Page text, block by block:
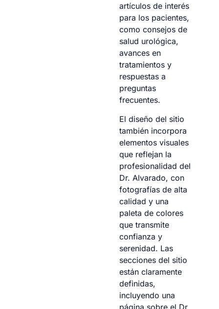
artículos de interés
para los pacientes,
como consejos de
salud urológica,
avances en
tratamientos y
respuestas a
preguntas
frecuentes.
El diseño del sitio
también incorpora
elementos visuales
que reflejan la
profesionalidad del
Dr. Alvarado, con
fotografías de alta
calidad y una
paleta de colores
que transmite
confianza y
serenidad. Las
secciones del sitio
están claramente
definidas,
incluyendo una
página sobre el Dr.